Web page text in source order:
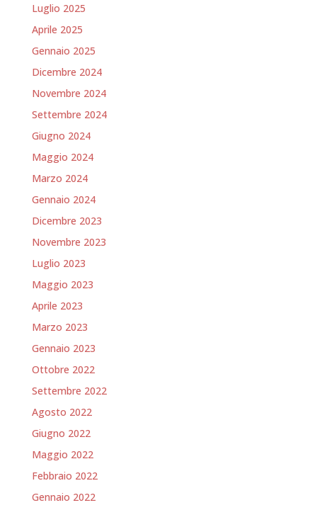
Luglio 2025
Aprile 2025
Gennaio 2025
Dicembre 2024
Novembre 2024
Settembre 2024
Giugno 2024
Maggio 2024
Marzo 2024
Gennaio 2024
Dicembre 2023
Novembre 2023
Luglio 2023
Maggio 2023
Aprile 2023
Marzo 2023
Gennaio 2023
Ottobre 2022
Settembre 2022
Agosto 2022
Giugno 2022
Maggio 2022
Febbraio 2022
Gennaio 2022